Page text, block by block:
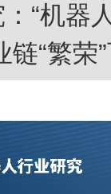
“机器
“繁荣